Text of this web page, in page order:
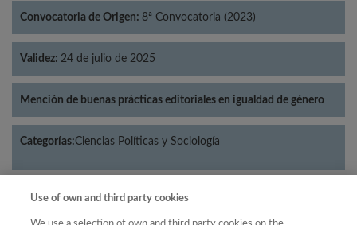
Convocatoria de Origen: 8ª Convocatoria (2023)
Validez: 24 de julio de 2025
Mención de buenas prácticas editoriales en igualdad de género
Categorías:Ciencias Políticas y Sociología
Use of own and third party cookies